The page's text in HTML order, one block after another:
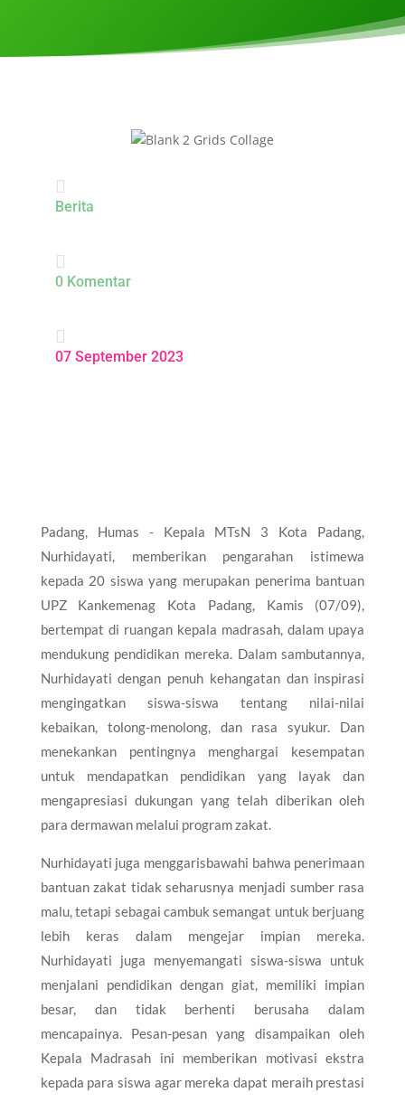

Berita

0 Komentar

07 September 2023
Padang, Humas - Kepala MTsN 3 Kota Padang,
Nurhidayati, memberikan pengarahan istimewa
kepada 20 siswa yang merupakan penerima bantuan
UPZ Kankemenag Kota Padang, Kamis (07/09),
bertempat di ruangan kepala madrasah, dalam upaya
mendukung pendidikan mereka. Dalam sambutannya,
Nurhidayati dengan penuh kehangatan dan inspirasi
mengingatkan siswa-siswa tentang nilai-nilai
kebaikan, tolong-menolong, dan rasa syukur. Dan
menekankan pentingnya menghargai kesempatan
untuk mendapatkan pendidikan yang layak dan
mengapresiasi dukungan yang telah diberikan oleh
para dermawan melalui program zakat.
Nurhidayati juga menggarisbawahi bahwa penerimaan
bantuan zakat tidak seharusnya menjadi sumber rasa
malu, tetapi sebagai cambuk semangat untuk berjuang
lebih keras dalam mengejar impian mereka.
Nurhidayati juga menyemangati siswa-siswa untuk
menjalani pendidikan dengan giat, memiliki impian
besar, dan tidak berhenti berusaha dalam
mencapainya. Pesan-pesan yang disampaikan oleh
Kepala Madrasah ini memberikan motivasi ekstra
kepada para siswa agar mereka dapat meraih prestasi